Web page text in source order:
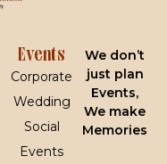
We don’t
just plan
Events,
We make
Memories
Events
Corporate
Wedding
Social
Events